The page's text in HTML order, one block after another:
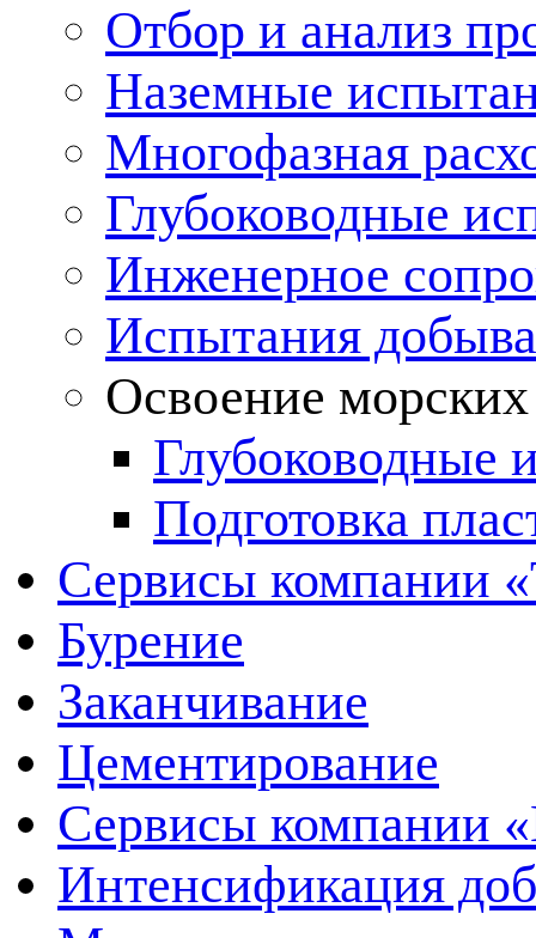
Отбор и анализ
Наземные
Многофазная
Глубоководные
Инженерное
Испытания
Освоение
Глубоководные
Подготовка
Сервисы компании
Бурение
Заканчивание
Цементирование
Сервисы компании
Интенсификация